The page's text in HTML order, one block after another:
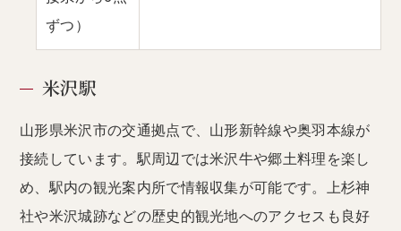
ずつ）
米沢駅
山形県米沢市の交通拠点で、山形新幹線や奥羽本線が
接続しています。駅周辺では米沢牛や郷土料理を楽し
め、駅内の観光案内所で情報収集が可能です。上杉神
社や米沢城跡などの歴史的観光地へのアクセスも良好